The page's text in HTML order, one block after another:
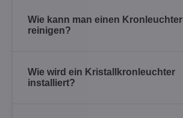
Wie kann man einen Kronleuchter
reinigen?
Wie wird ein Kristallkronleuchter
installiert?